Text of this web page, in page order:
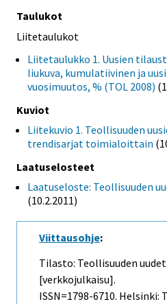
Taulukot
Liitetaulukot
Liitetaulukko 1. Uusien
liukuva, kumulatiivinen ja
vuosimuutos, % (TOL 2008)
Kuviot
Liitekuvio 1. Teollisuuden
trendisarjat toimialoittain
Laatuselosteet
Laatuseloste: Teollisuuden
(10.2.2011)
Viittausohje:
Tilasto: Teollisuuden
[verkkojulkaisu].
ISSN=1798-6710. Helsinki: